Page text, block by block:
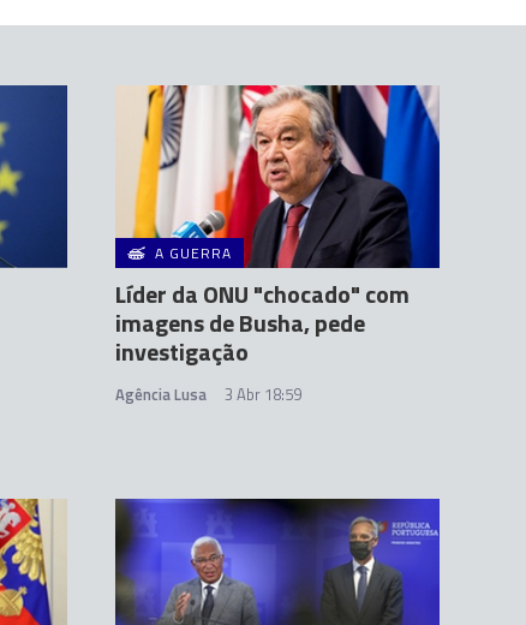
A GUERRA
Líder da ONU "chocado" com
imagens de Busha, pede
investigação
Agência Lusa 3 Abr 18:59